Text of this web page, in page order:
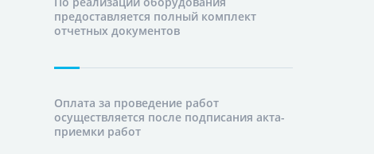
предоставляется полный комплект
отчетных документов
Оплата за проведение работ
осуществляется после подписания акта-
приемки работ